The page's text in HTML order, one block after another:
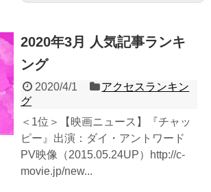
2020年3月 人気記事ランキ
ング
2020/4/1
アクセスランキン
グ
＜1位＞【映画ニュース】『チャッ
ピー』出演：ダイ・アントワード
PV映像（2015.05.24UP）http://c-
movie.jp/new...